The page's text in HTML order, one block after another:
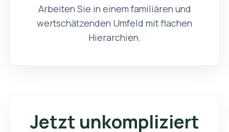
Arbeiten Sie in einem familiären und
wertschätzenden Umfeld mit flachen
Hierarchien.
Jetzt unkompliziert